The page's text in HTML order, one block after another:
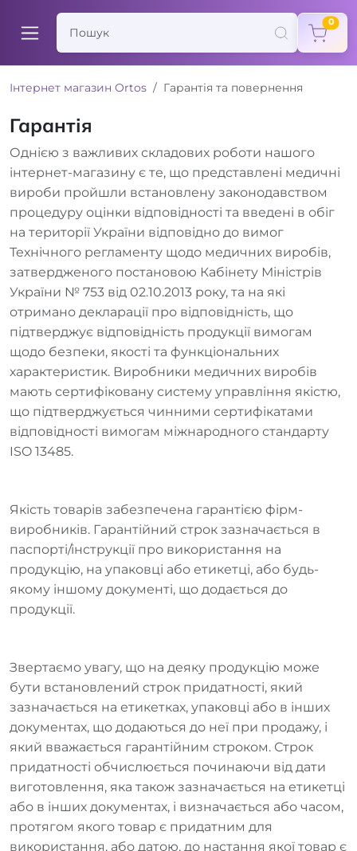
0
Інтернет магазин Ortos Гарантія та повернення
Гарантія
Однією з важливих складових роботи нашого
інтернет-магазину є те, що представлені медичні
вироби пройшли встановлену законодавством
процедуру оцінки відповідності та введені в обіг
на території України відповідно до вимог
Технічного регламенту щодо медичних виробів,
затвердженого постановою Кабінету Міністрів
України № 753 від 02.10.2013 року, та на які
отримано декларації про відповідність, що
підтверджує відповідність продукції вимогам
щодо безпеки, якості та функціональних
характеристик. Виробники медичних виробів
мають сертифіковану систему управління якістю,
що підтверджується чинними сертифікатами
відповідності вимогам міжнародного стандарту
ISO 13485.
Якість товарів забезпечена гарантією фірм-
виробників. Гарантійний строк зазначається в
паспорті/інструкції про використання на
продукцію, на упаковці або етикетці, або будь-
якому іншому документі, що додається до
продукції.
Звертаємо увагу, що на деяку продукцію може
бути встановлений строк придатності, який
зазначається на етикетках, упаковці або в інших
документах, що додаються до неї при продажу, і
який вважається гарантійним строком. Строк
придатності обчислюється починаючи від дати
виготовлення, яка також зазначається на етикетці
або в інших документах, і визначається або часом,
протягом якого товар є придатним для
використання, або датою, до настання якої товар є